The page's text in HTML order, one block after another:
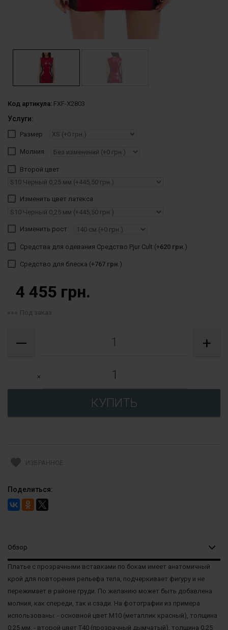
Код артикула: FXF-X2803
Услуги:
Размер
Молния
Второй цвет
Изменить цвет латекса
Изменить рост
Средства для одевания Средство Pjur Cult (+620 грн. )
Средство для блеска (+767 грн. )
4 455 грн.
Под заказ
— +
×
favorite ИЗБРАННОЕ
Поделиться:
Обзор
Платье с прозрачными вставками по бокам имеет анатомичный
крой для повторения рельефа тела, подчеркивает фигуру и не
пережимает в районе груди. По желанию может быть добавлена
молния, как спереди, так и сзади. На фотографии из примера
использованы: - основной цвет M10 (металлик красный), толщина
0,25 мм. - второй цвет T40 (прозрачный дымчатый), толщина 0,25